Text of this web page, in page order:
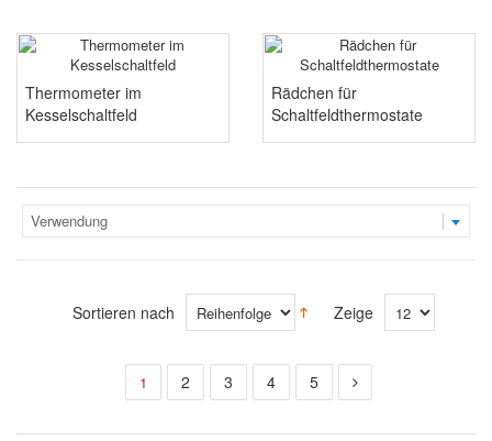
Thermometer im
Kesselschaltfeld
Rädchen für
Schaltfeldthermostate
Verwendung
Sortieren nach Zeige
1 2 3 4 5